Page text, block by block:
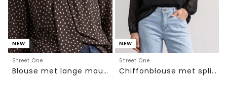
NEW
Street One
Blouse met lange mouwen en strikdetail
NEW
Street One
Chiffonblouse met split in de hals en bandjes